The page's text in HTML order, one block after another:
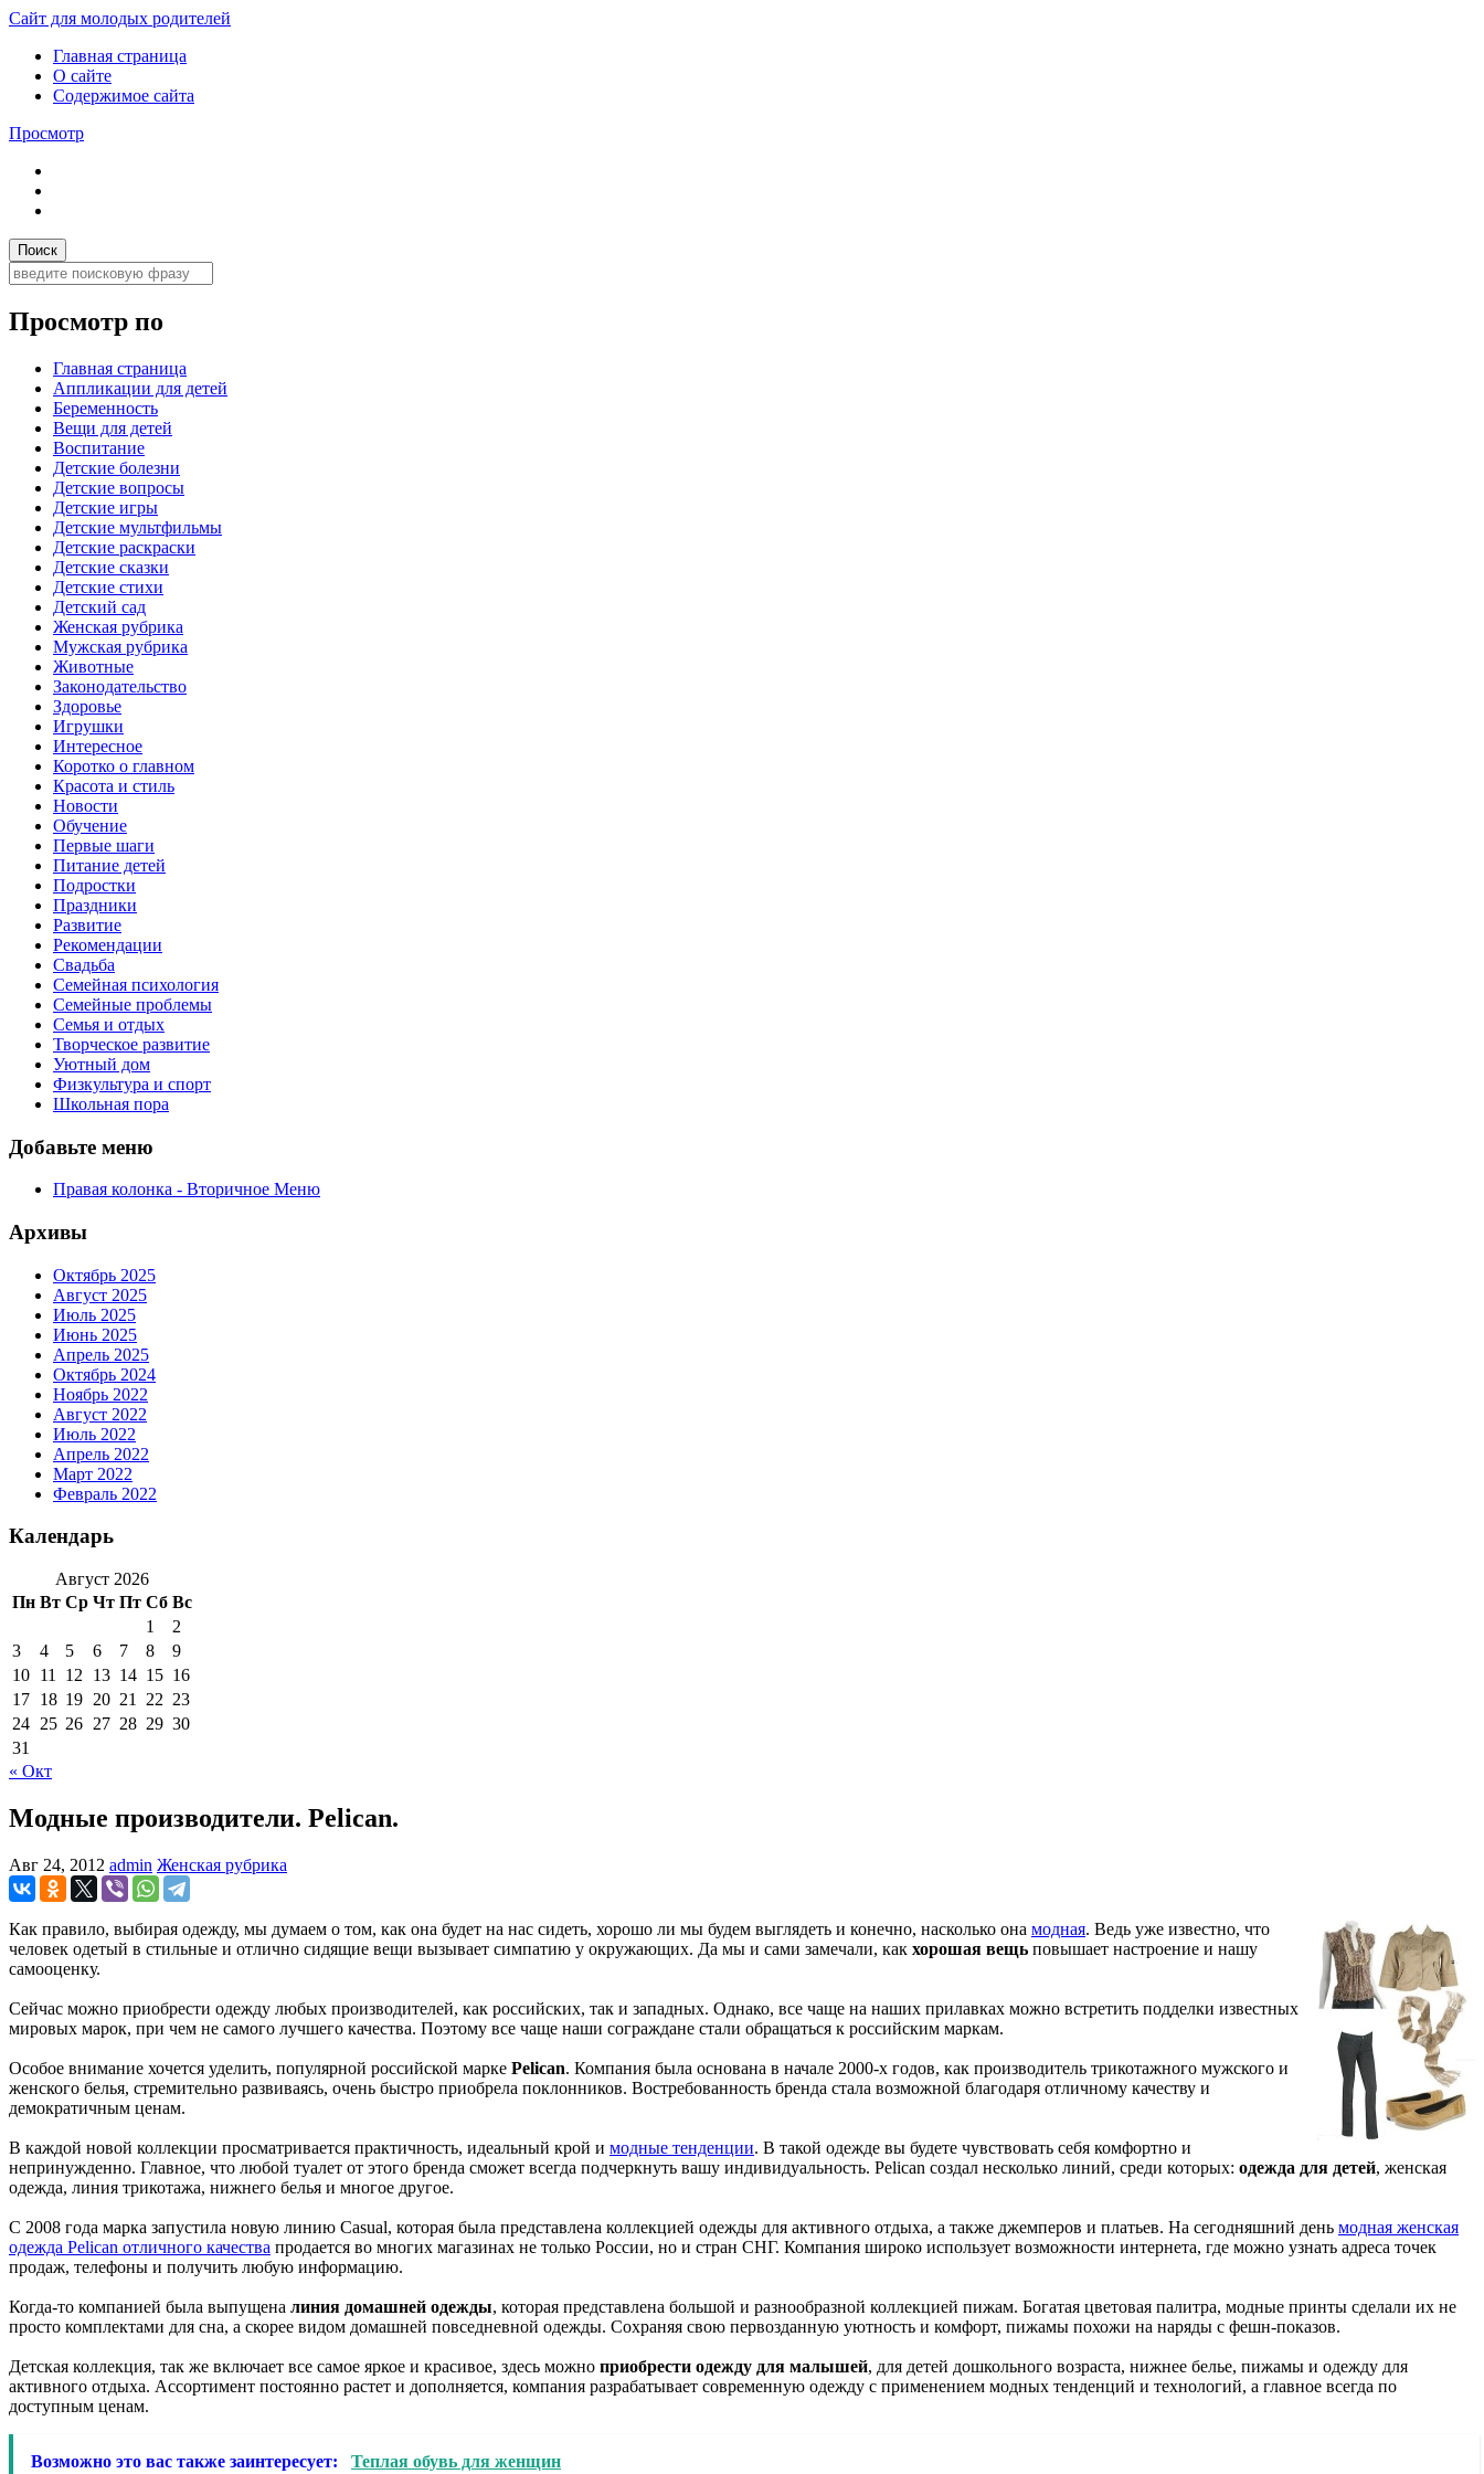
Сайт для молодых родителей
Главная страница
О сайте
Содержимое сайта
Просмотр
Просмотр по
Главная страница
Аппликации для детей
Беременность
Вещи для детей
Воспитание
Детские болезни
Детские вопросы
Детские игры
Детские мультфильмы
Детские раскраски
Детские сказки
Детские стихи
Детский сад
Женская рубрика
Мужская рубрика
Животные
Законодательство
Здоровье
Игрушки
Интересное
Коротко о главном
Красота и стиль
Новости
Обучение
Первые шаги
Питание детей
Подростки
Праздники
Развитие
Рекомендации
Свадьба
Семейная психология
Семейные проблемы
Семья и отдых
Творческое развитие
Уютный дом
Физкультура и спорт
Школьная пора
Добавьте меню
Правая колонка - Вторичное Меню
Архивы
Октябрь 2025
Август 2025
Июль 2025
Июнь 2025
Апрель 2025
Октябрь 2024
Ноябрь 2022
Август 2022
Июль 2022
Апрель 2022
Март 2022
Февраль 2022
Календарь
Август 2026
Пн Вт Ср Чт Пт Сб Вс
1
2
3
4 5 6 7 8
9
10 11 12 13 14 15 16
17 18 19 20 21 22 23
24 25 26 27 28 29 30
31
« Окт
Модные производители. Pelican.
Авг 24, 2012 admin Женская рубрика
Как правило, выбирая одежду, мы думаем о том, как она будет на нас сидеть, хорошо ли мы будем выглядеть и конечно, насколько она модная. Ведь уже известно, что
человек одетый в стильные и отлично сидящие вещи вызывает симпатию у окружающих. Да мы и сами замечали, как хорошая вещь повышает настроение и нашу
самооценку.
Сейчас можно приобрести одежду любых производителей, как российских, так и западных. Однако, все чаще на наших прилавках можно встретить подделки известных
мировых марок, при чем не самого лучшего качества. Поэтому все чаще наши сограждане стали обращаться к российским маркам.
Особое внимание хочется уделить, популярной российской марке Pelican. Компания была основана в начале 2000-х годов, как производитель трикотажного мужского и
женского белья, стремительно развиваясь, очень быстро приобрела поклонников. Востребованность бренда стала возможной благодаря отличному качеству и
демократичным ценам.
В каждой новой коллекции просматривается практичность, идеальный крой и модные тенденции. В такой одежде вы будете чувствовать себя комфортно и
непринужденно. Главное, что любой туалет от этого бренда сможет всегда подчеркнуть вашу индивидуальность. Pelican создал несколько линий, среди которых: одежда для детей, женская
одежда, линия трикотажа, нижнего белья и многое другое.
С 2008 года марка запустила новую линию Casual, которая была представлена коллекцией одежды для активного отдыха, а также джемперов и платьев. На сегодняшний день модная женская
одежда Pelican отличного качества продается во многих магазинах не только России, но и стран СНГ. Компания широко использует возможности интернета, где можно узнать адреса точек
продаж, телефоны и получить любую информацию.
Когда-то компанией была выпущена линия домашней одежды, которая представлена большой и разнообразной коллекцией пижам. Богатая цветовая палитра, модные принты сделали их не
просто комплектами для сна, а скорее видом домашней повседневной одежды. Сохраняя свою первозданную уютность и комфорт, пижамы похожи на наряды с фешн-показов.
Детская коллекция, так же включает все самое яркое и красивое, здесь можно приобрести одежду для малышей, для детей дошкольного возраста, нижнее белье, пижамы и одежду для
активного отдыха. Ассортимент постоянно растет и дополняется, компания разрабатывает современную одежду с применением модных тенденций и технологий, а главное всегда по
доступным ценам.
Возможно это вас также заинтересует: Теплая обувь для женщин